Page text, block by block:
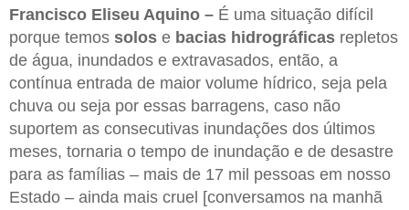
Francisco Eliseu Aquino – É uma situação difícil
porque temos solos e bacias hidrográficas repletos
de água, inundados e extravasados, então, a
contínua entrada de maior volume hídrico, seja pela
chuva ou seja por essas barragens, caso não
suportem as consecutivas inundações dos últimos
meses, tornaria o tempo de inundação e de desastre
para as famílias – mais de 17 mil pessoas em nosso
Estado – ainda mais cruel [conversamos na manhã